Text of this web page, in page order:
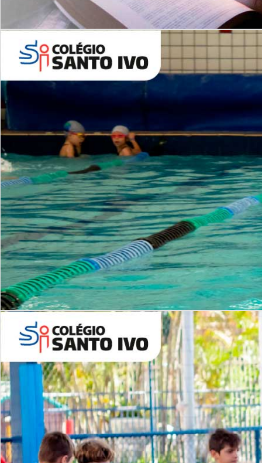
Leituras Literárias
Período Integral | Saiba mais
ALUNOS NOVOS
Entre em Contato
INSTITUCIONAL
Lista de vídeos